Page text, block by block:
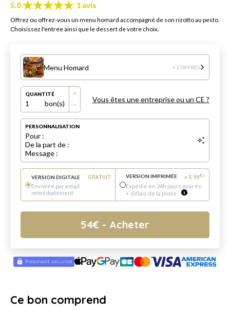
5.0 1 avis
Offrez ou offrez-vous un menu homard accompagné de son rizotto au pesto.
Choisissez l'entrée ainsi que le dessert de votre choix.
Menu Homard + 2 OFFRES
QUANTITÉ
1 bon(s) Vous êtes une entreprise ou un CE ?
PERSONNALISATION
Pour :
De la part de :
Message :
VERSION DIGITALE
GRATUIT
Envoyée par email
immédiatement
VERSION IMPRIMÉE + 5.99€*
Expédié en 24h jours ouvrés
+ délais de la poste.
54€ - Acheter
Ce bon comprend